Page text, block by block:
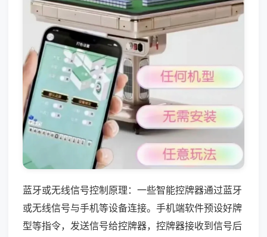
蓝牙或无线信号控制原理：一些智能控牌器通过蓝牙
或无线信号与手机等设备连接。手机端软件预设好牌
型等指令，发送信号给控牌器，控牌器接收到信号后